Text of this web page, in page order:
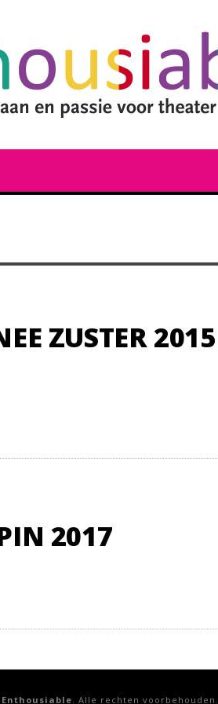
ZUSTER 2015
2017
Enthousiable. Alle rechten voorbehouden.